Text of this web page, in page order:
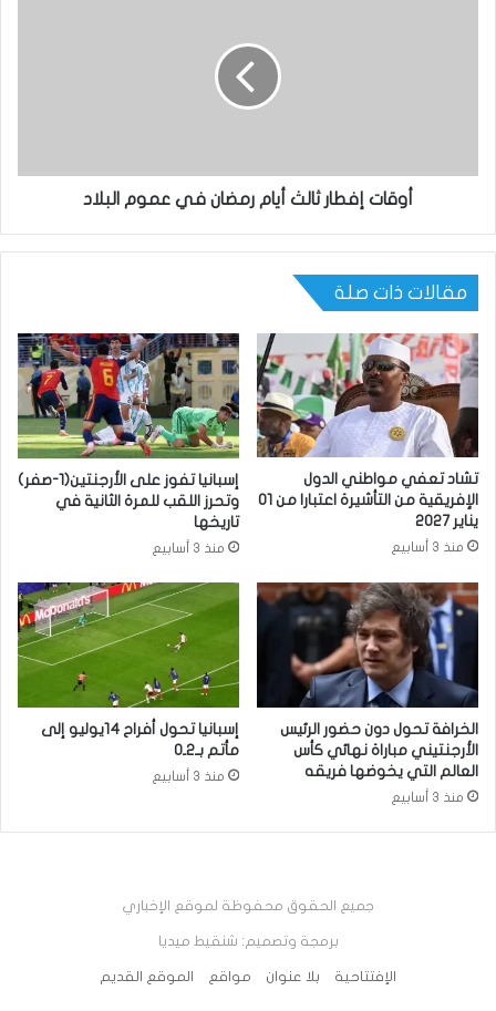
أوقات إفطار ثالث أيام رمضان في عموم البلاد
مقالات ذات صلة
تشاد تعفي مواطني الدول
الإفريقية من التأشيرة اعتبارا من 01
يناير 2027
منذ 3 أسابيع
إسبانيا تفوز على الأرجنتين(1-صفر)
وتحرز اللقب للمرة الثانية في
تاريخها
منذ 3 أسابيع
الخرافة تحول دون حضور الرئيس
الأرجنتيني مباراة نهائي كأس
العالم التي يخوضها فريقه
منذ 3 أسابيع
إسبانيا تحول أفراح 14يوليو إلى
مأتم بـ2ـ0
منذ 3 أسابيع
جميع الحقوق محفوظة لموقع الإخباري
برمجة وتصميم: شنقيط ميديا
الإفتتاحية بلا عنوان مواقع الموقع القديم